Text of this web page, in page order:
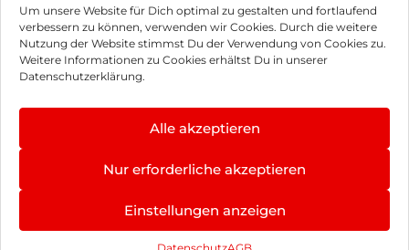
Um unsere Website für Dich optimal zu gestalten und fortlaufend
verbessern zu können, verwenden wir Cookies. Durch die weitere
Nutzung der Website stimmst Du der Verwendung von Cookies zu.
Weitere Informationen zu Cookies erhältst Du in unserer
Datenschutzerklärung.
Alle akzeptieren
Nur erforderliche akzeptieren
Einstellungen anzeigen
Impressum
Hinweis zur Batterieentsorgung
Newsletter